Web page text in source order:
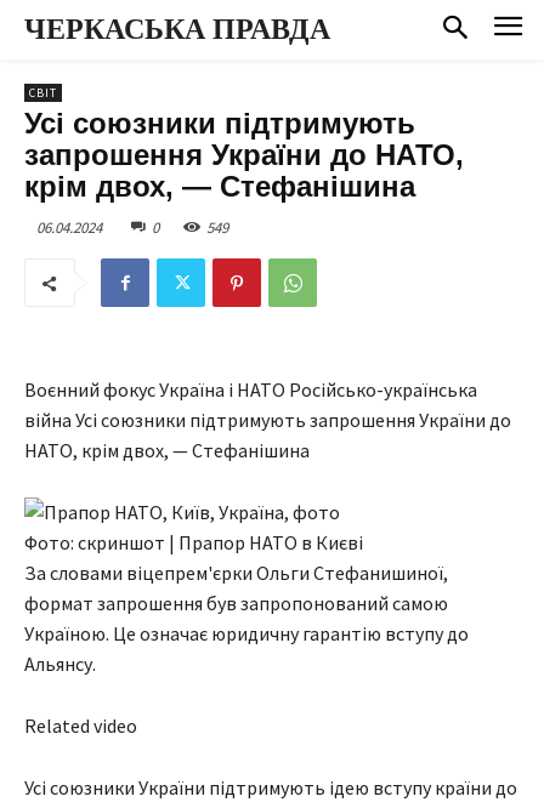
ЧЕРКАСЬКА ПРАВДА
СВІТ
Усі союзники підтримують
запрошення України до НАТО,
крім двох, — Стефанішина
06.04.2024 0 549
Воєнний фокус Україна і НАТО Російсько-українська
війна Усі союзники підтримують запрошення України до
НАТО, крім двох, — Стефанішина
Фото: скриншот | Прапор НАТО в Києві
За словами віцепрем'єрки Ольги Стефанишиної,
формат запрошення був запропонований самою
Україною. Це означає юридичну гарантію вступу до
Альянсу.
Related video
Усі союзники України підтримують ідею вступу країни до